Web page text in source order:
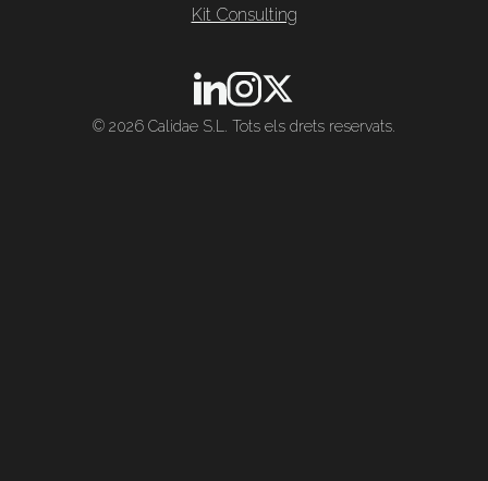
Kit Consulting
© 2026 Calidae S.L. Tots els drets reservats.